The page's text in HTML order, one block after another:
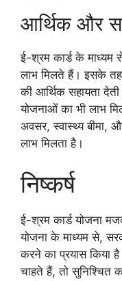
आर्थिक और
ई-श्रम कार्ड के माध्यम
लाभ मिलते हैं। इसके
की आर्थिक सहायता
योजनाओं का भी लाभ
अवसर, स्वास्थ्य बीमा,
लाभ मिलता है।
निष्कर्ष
ई-श्रम कार्ड योजना
योजना के माध्यम से,
करने का प्रयास किया
चाहते हैं, तो सुनिश्चित